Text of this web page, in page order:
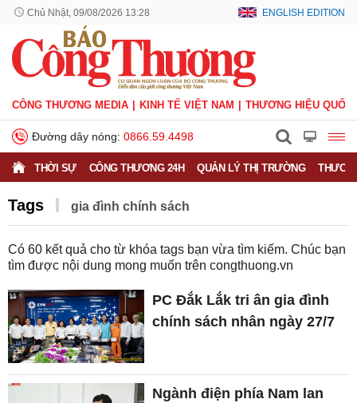
Chủ Nhật, 09/08/2026 13:28 ENGLISH EDITION
CÔNG THƯƠNG MEDIA KINH TẾ VIỆT NAM THƯƠNG HIỆU QUỐC
Đường dây nóng: 0866.59.4498
THỜI SỰ CÔNG THƯƠNG 24H QUẢN LÝ THỊ TRƯỜNG
Tags gia đình chính sách
Có 60 kết quả cho từ khóa tags bạn vừa tìm kiếm. Chúc bạn
tìm được nội dung mong muốn trên congthuong.vn
PC Đắk Lắk tri ân gia đình
chính sách nhân ngày 27/7
Ngành điện phía Nam lan